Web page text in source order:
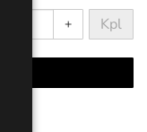
+ Kpl